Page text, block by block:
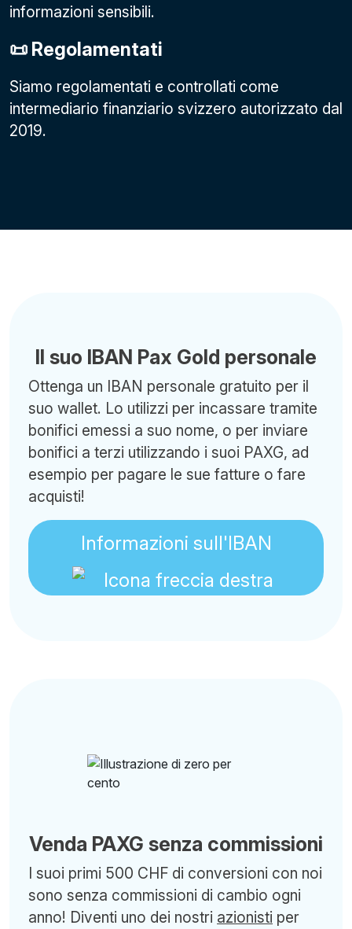
informazioni sensibili.
📜 Regolamentati
Siamo regolamentati e controllati come
intermediario finanziario svizzero autorizzato dal
2019.
Il suo IBAN Pax Gold personale
Ottenga un IBAN personale gratuito per il
suo wallet. Lo utilizzi per incassare tramite
bonifici emessi a suo nome, o per inviare
bonifici a terzi utilizzando i suoi PAXG, ad
esempio per pagare le sue fatture o fare
acquisti!
Informazioni sull'IBAN
Venda PAXG senza commissioni
I suoi primi 500 CHF di conversioni con noi
sono senza commissioni di cambio ogni
anno! Diventi uno dei nostri azionisti per